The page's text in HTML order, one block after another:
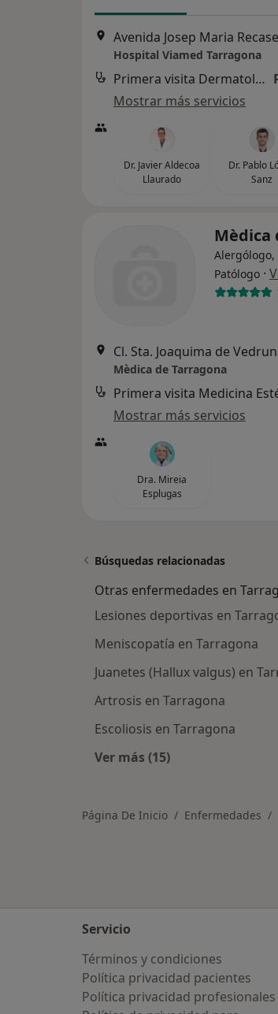
Hospital Viamed Tarragona
Primera visita Dermatología
Mostrar más servicios
Dr. Javier Aldecoa
Llaurado
Dr. Pablo
Sanz
Mèdica
Patólogo ·
Mèdica de Tarragona
Mostrar más servicios
Dra. Mireia
Esplugas
Búsquedas relacionadas
Otras enfermedades en
Lesiones deportivas en
Meniscopatía en Tarragona
Juanetes (Hallux valgus) en
Artrosis en Tarragona
Escoliosis en Tarragona
Ver más (15)
Página De Inicio Enfermedades
Servicio
Términos y condiciones
Política privacidad pacientes
Política privacidad profesionales